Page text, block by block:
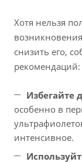
Хотя нельзя
снизить его,
рекомендаций:
Избегайте
особенно в
интенсивное.